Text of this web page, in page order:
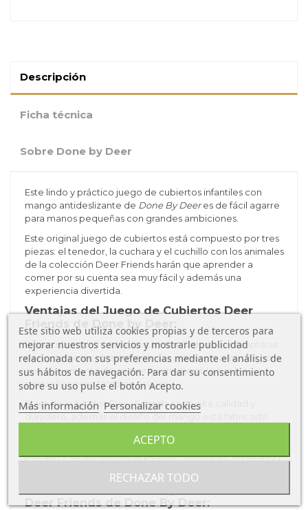
Descripción
Ficha técnica
Sobre Done by Deer
Este lindo y práctico juego de cubiertos infantiles con
mango antideslizante de Done By Deeres de fácil agarre
para manos pequeñas con grandes ambiciones.
Este original juego de cubiertos está compuesto por tres
piezas: el tenedor, la cuchara y el cuchillo con los animales
de la colección Deer Friends harán que aprender a
comer por su cuenta sea muy fácil y además una
experiencia divertida.
Ventajas delJuego de Cubiertos Deer
Friends de Done by Deer:
Estos cubiertos infantiles están diseñados para adaptarse
perfectamente al tamaño de sus manos y sus bocas, para
que al momento de comer sea manejable por los
pequeños pero también seguro.
El set de cubiertos Deer Friends es de alta calidad y
duradero, además el diseño del mango está fabricado
calidad alimenticia, son suaves y antideslizantes, para que
puedan ir desarrollando la posición idónea de los dedos y
Deer Friends de Done By Deer:
Este sitio web utiliza cookies propias y de terceros para
mejorar nuestros servicios y mostrarle publicidad
relacionada con sus preferencias mediante el análisis de
sus hábitos de navegación. Para dar su consentimiento
sobre su uso pulse el botón Acepto.
Más información Personalizar cookies
RECHAZAR TODO
ACEPTO